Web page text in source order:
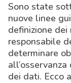
Sono state
nuove linee
definizione
responsabile
determinare
dei dati. Ecco